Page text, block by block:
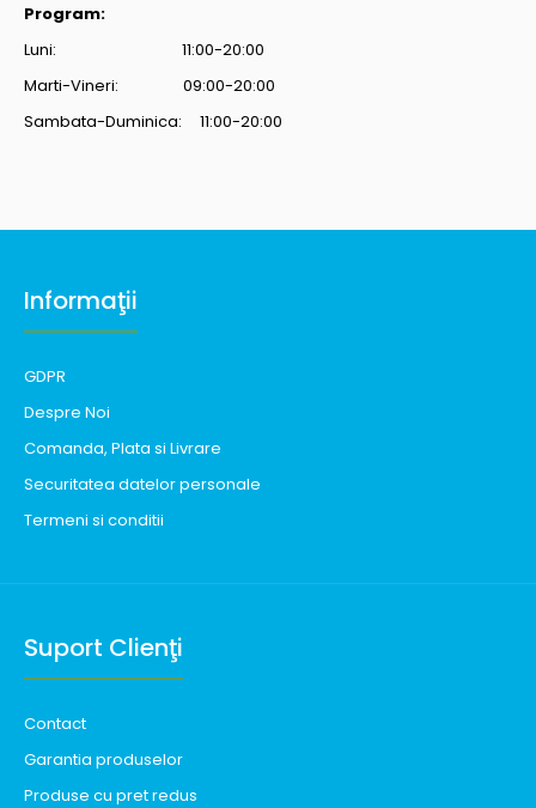
Program:
Luni: 11:00-20:00
Marti-Vineri: 09:00-20:00
Sambata-Duminica: 11:00-20:00
Informaţii
GDPR
Despre Noi
Comanda, Plata si Livrare
Securitatea datelor personale
Termeni si conditii
Suport Clienţi
Contact
Garantia produselor
Produse cu pret redus